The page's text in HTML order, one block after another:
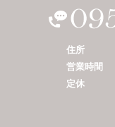
住所
営業時間
定休